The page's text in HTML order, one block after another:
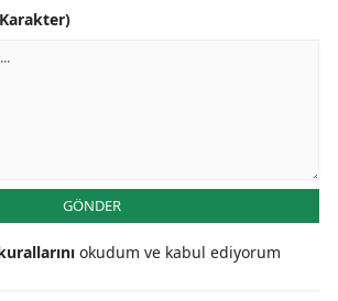
GÖNDER
okudum ve kabul ediyorum